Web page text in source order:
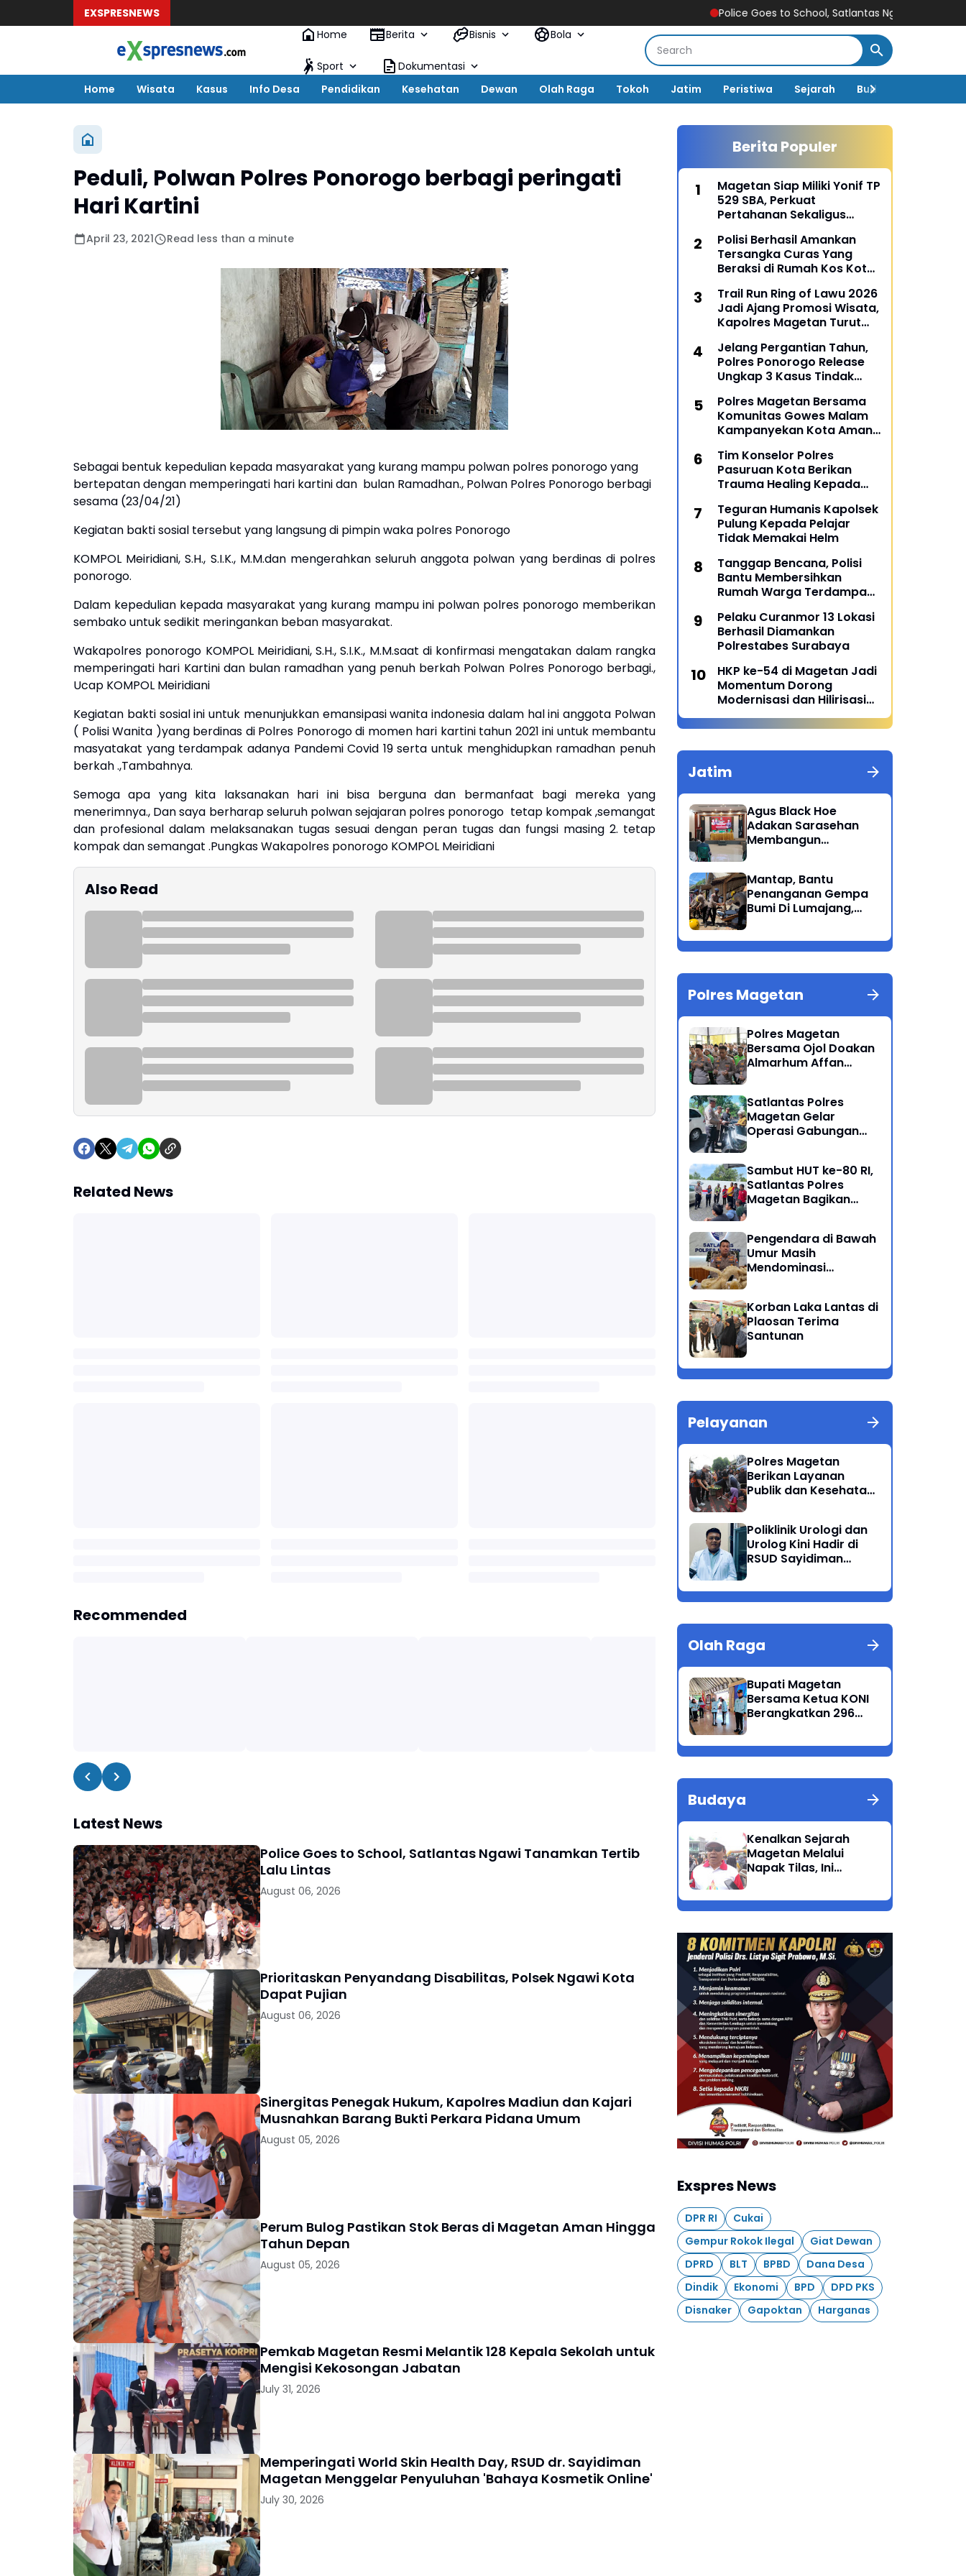
EXSPRESNEWS
Police Goes to School, Satlantas Ngawi Tanamkan Tertib
Home
Berita Bisnis Bola
Sport
Dokumentasi
Home
Wisata Kasus Info Desa Pendidikan Kesehatan Dewan Olah Raga Tokoh Jatim Peristiwa Sejarah Budaya
Peduli, Polwan Polres Ponorogo berbagi peringati
Hari Kartini
April 23, 2021 Read less than a minute
Sebagai bentuk kepedulian kepada masyarakat yang kurang mampu polwan polres ponorogo yang
bertepatan dengan memperingati hari kartini dan bulan Ramadhan., Polwan Polres Ponorogo berbagi
sesama (23/04/21)
Kegiatan bakti sosial tersebut yang langsung di pimpin waka polres Ponorogo
KOMPOL Meiridiani, S.H., S.I.K., M.M.dan mengerahkan seluruh anggota polwan yang berdinas di polres
ponorogo.
Dalam kepedulian kepada masyarakat yang kurang mampu ini polwan polres ponorogo memberikan
sembako untuk sedikit meringankan beban masyarakat.
Wakapolres ponorogo KOMPOL Meiridiani, S.H., S.I.K., M.M.saat di konfirmasi mengatakan dalam rangka
memperingati hari Kartini dan bulan ramadhan yang penuh berkah Polwan Polres Ponorogo berbagi.,
Ucap KOMPOL Meiridiani
Kegiatan bakti sosial ini untuk menunjukkan emansipasi wanita indonesia dalam hal ini anggota Polwan
( Polisi Wanita )yang berdinas di Polres Ponorogo di momen hari kartini tahun 2021 ini untuk membantu
masyatakat yang terdampak adanya Pandemi Covid 19 serta untuk menghidupkan ramadhan penuh
berkah .,Tambahnya.
Semoga apa yang kita laksanakan hari ini bisa berguna dan bermanfaat bagi mereka yang
menerimnya., Dan saya berharap seluruh polwan sejajaran polres ponorogo tetap kompak ,semangat
dan profesional dalam melaksanakan tugas sesuai dengan peran tugas dan fungsi masing 2. tetap
kompak dan semangat .Pungkas Wakapolres ponorogo KOMPOL Meiridiani
Also Read
Related News
Recommended
Latest News
Police Goes to School, Satlantas Ngawi Tanamkan Tertib
Lalu Lintas
August 06, 2026
Prioritaskan Penyandang Disabilitas, Polsek Ngawi Kota
Dapat Pujian
August 06, 2026
Sinergitas Penegak Hukum, Kapolres Madiun dan Kajari
Musnahkan Barang Bukti Perkara Pidana Umum
August 05, 2026
Perum Bulog Pastikan Stok Beras di Magetan Aman Hingga
Tahun Depan
August 05, 2026
Pemkab Magetan Resmi Melantik 128 Kepala Sekolah untuk
Mengisi Kekosongan Jabatan
July 31, 2026
Memperingati World Skin Health Day, RSUD dr. Sayidiman
Magetan Menggelar Penyuluhan 'Bahaya Kosmetik Online'
July 30, 2026
Berita Populer
Magetan Siap Miliki Yonif TP
529 SBA, Perkuat
Pertahanan Sekaligus
Daerah
Polisi Berhasil Amankan
Tersangka Curas Yang
Beraksi di Rumah Kos Kota
Trail Run Ring of Lawu 2026
Jadi Ajang Promosi Wisata,
Kapolres Magetan Turut
Jelang Pergantian Tahun,
Polres Ponorogo Release
Ungkap 3 Kasus Tindak
Polres Magetan Bersama
Komunitas Gowes Malam
Kampanyekan Kota Aman
Tim Konselor Polres
Pasuruan Kota Berikan
Trauma Healing Kepada
2022
Teguran Humanis Kapolsek
Pulung Kepada Pelajar
Tidak Memakai Helm
Tanggap Bencana, Polisi
Bantu Membersihkan
Rumah Warga Terdampak
Pelaku Curanmor 13 Lokasi
Berhasil Diamankan
Polrestabes Surabaya
HKP ke-54 di Magetan Jadi
Momentum Dorong
Modernisasi dan Hilirisasi
Pertanian
Jatim
Agus Black Hoe
Adakan Sarasehan
Membangun
Dikalangan
Masyarakat Magetan
Mantap, Bantu
Penanganan Gempa
Bumi Di Lumajang,
berikan bantuan
Polres Magetan
Polres Magetan
Bersama Ojol Doakan
Almarhum Affan
Rasa di Jakarta
Satlantas Polres
Magetan Gelar
Operasi Gabungan
Sambut HUT ke-80 RI,
Satlantas Polres
Magetan Bagikan
Pengendara di Bawah
Umur Masih
Mendominasi
Korban Laka Lantas di
Plaosan Terima
Santunan
Pelayanan
Polres Magetan
Berikan Layanan
Publik dan Kesehatan
Poliklinik Urologi dan
Urolog Kini Hadir di
RSUD Sayidiman
Olah Raga
Bupati Magetan
Bersama Ketua KONI
Berangkatkan 296
Jatim 2025
Budaya
Kenalkan Sejarah
Magetan Melalui
Napak Tilas, Ini
Kadis Dikpora.
Exspres News
DPR RI
Cukai
Gempur Rokok Ilegal
Giat Dewan
DPRD
BLT BPBD
Dana Desa
Dindik
Ekonomi BPD
DPD PKS
Disnaker
Gapoktan Harganas